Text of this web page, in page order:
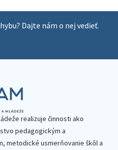
Dajte nám o nej vedieť.
realizuje činnosti ako
pedagogickým a
metodické usmerňovanie škôl a